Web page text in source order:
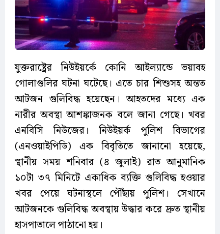
যুক্তরাষ্ট্রের নিউইয়র্কে কোনি আইল্যান্ডে ভয়াবহ
গোলাগুলির ঘটনা ঘটেছে। এতে চার শিশুসহ অন্তত
আটজন গুলিবিদ্ধ হয়েছেন। আহতদের মধ্যে এক
নারীর অবস্থা আশঙ্কাজনক বলে জানা গেছে। খবর
এনবিসি নিউজের। নিউইয়র্ক পুলিশ বিভাগের
(এনওয়াইপিডি) এক বিবৃতিতে জানানো হয়েছে,
স্থানীয় সময় শনিবার (৪ জুলাই) রাত আনুমানিক
১০টা ৩৭ মিনিটে একাধিক ব্যক্তি গুলিবিদ্ধ হওয়ার
খবর পেয়ে ঘটনাস্থলে পৌঁছায় পুলিশ। সেখানে
আটজনকে গুলিবিদ্ধ অবস্থায় উদ্ধার করে দ্রুত স্থানীয়
হাসপাতালে পাঠানো হয়।